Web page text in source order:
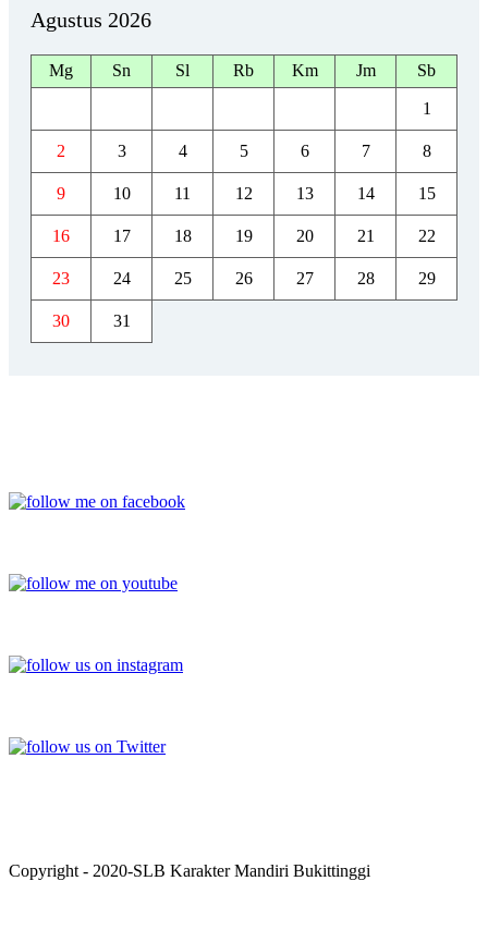
Agustus 2026
Mg Sn Sl Rb Km Jm Sb
1
2 3 4 5 6 7 8
9 10 11 12 13 14 15
16 17 18 19 20 21 22
23 24 25 26 27 28 29
30 31
Copyright - 2020-SLB Karakter Mandiri Bukittinggi